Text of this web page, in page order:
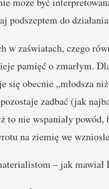
podszeptem do
w zaświatach, czego
pamięć o zmarłym.
się obecnie „młodsza
zadbać (jak
to nie wspaniały
na ziemię we
– jak mawiał